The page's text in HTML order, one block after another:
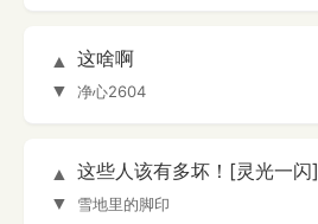
▲
▼
这啥啊
净心2604
▲
▼
这些人该有多坏！[灵光一闪]
雪地里的脚印